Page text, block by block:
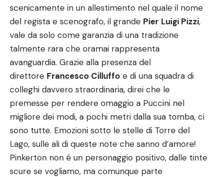
scenicamente in un allestimento nel quale il nome
del regista e scenografo, il grande Pier Luigi Pizzi,
vale da solo come garanzia di una tradizione
talmente rara che oramai rappresenta
avanguardia. Grazie alla presenza del
direttore Francesco Cilluffo e di una squadra di
colleghi davvero straordinaria, direi che le
premesse per rendere omaggio a Puccini nel
migliore dei modi, a pochi metri dalla sua tomba, ci
sono tutte. Emozioni sotto le stelle di Torre del
Lago, sulle ali di queste note che sanno d’amore!
Pinkerton non é un personaggio positivo, dalle tinte
scure se vogliamo, ma comunque parte